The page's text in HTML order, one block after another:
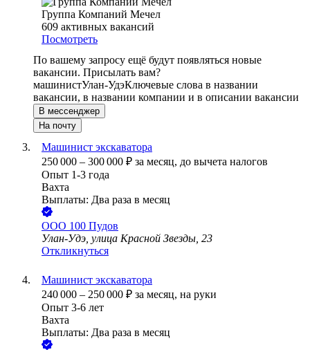
Группа Компаний Мечел
609 активных вакансий
Посмотреть
По вашему запросу ещё будут появляться новые
вакансии. Присылать вам?
машинистУлан-УдэКлючевые слова в названии
вакансии, в названии компании и в описании вакансии
В мессенджер
На почту
Машинист экскаватора
250 000 – 300 000 ₽ за месяц, до вычета налогов
Опыт 1-3 года
Вахта
Выплаты: Два раза в месяц
ООО 100 Пудов
Улан-Удэ, улица Красной Звезды, 23
Откликнуться
Машинист экскаватора
240 000 – 250 000 ₽ за месяц, на руки
Опыт 3-6 лет
Вахта
Выплаты: Два раза в месяц